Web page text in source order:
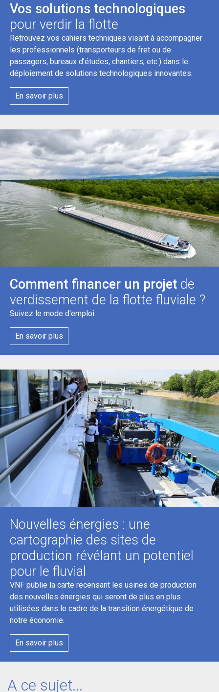
Vos solutions technologiques
pour verdir la flotte
Retrouvez vos cahiers techniques visant à accompagner
les professionnels (transporteurs de fret ou de
passagers, bureaux d’études, chantiers, etc.) dans le
déploiement de solutions technologiques innovantes.
En savoir plus
Comment financer un projet de
verdissement de la flotte fluviale ?
Suivez le mode d'emploi
En savoir plus
Nouvelles énergies : une
cartographie des sites de
production révélant un potentiel
pour le fluvial
VNF publie la carte recensant les usines de production
des nouvelles énergies qui seront de plus en plus
utilisées dans le cadre de la transition énergétique de
notre économie.
En savoir plus
A ce sujet...